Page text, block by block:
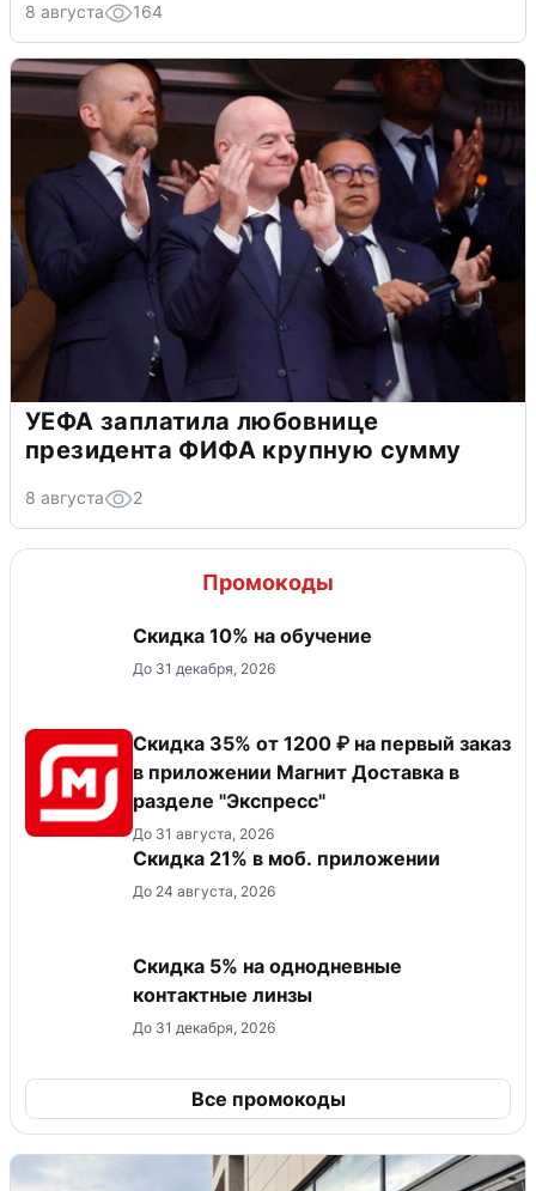
8 августа 164
УЕФА заплатила любовнице
президента ФИФА крупную сумму
8 августа 2
Промокоды
Скидка 10% на обучение
До 31 декабря, 2026
Скидка 35% от 1200 ₽ на первый заказ
в приложении Магнит Доставка в
разделе "Экспресс"
До 31 августа, 2026
Скидка 21% в моб. приложении
До 24 августа, 2026
Скидка 5% на однодневные
контактные линзы
До 31 декабря, 2026
Все промокоды